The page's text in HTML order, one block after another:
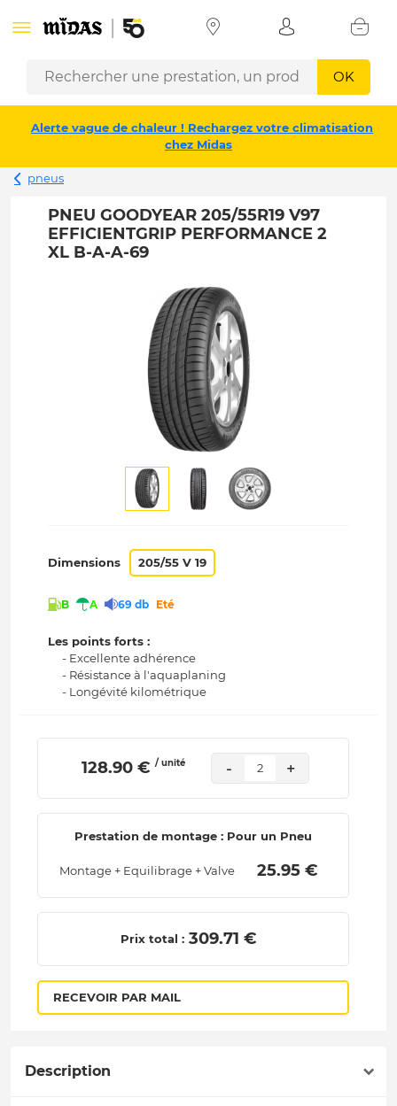
OK
Alerte vague de chaleur ! Rechargez votre climatisation
chez Midas
pneus
PNEU GOODYEAR 205/55R19 V97
EFFICIENTGRIP PERFORMANCE 2
XL B-A-A-69
Dimensions 205/55 V 19
B A 69 db Eté
Les points forts :
- Excellente adhérence
- Résistance à l'aquaplaning
- Longévité kilométrique
128.90 € / unité - 2 +
Prestation de montage : Pour un Pneu
Montage + Equilibrage + Valve 25.95 €
Prix total : 309.71 €
RECEVOIR PAR MAIL
Description